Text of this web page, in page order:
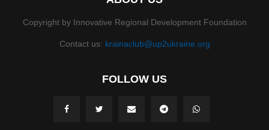
Copyright by Innovative Regional Development Foundation
Contact us: krainaclub@up2ukraine.org
FOLLOW US